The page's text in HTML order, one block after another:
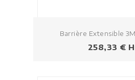
Barrière Extensible
Prix
258,33 €